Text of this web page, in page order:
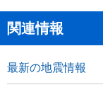
関連情報
最新の地震情報